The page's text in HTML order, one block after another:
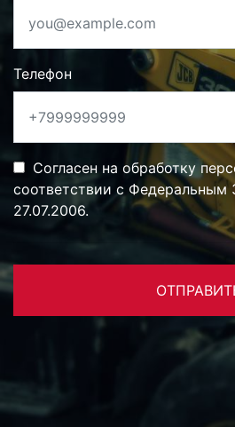
Телефон
Согласен на обработку
соответствии с
27.07.2006.